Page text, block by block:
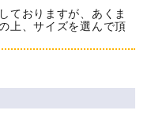
ておりますが、あくま
上、サイズを選んで頂